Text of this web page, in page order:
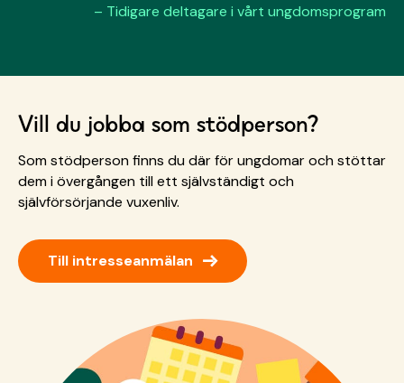
– Tidigare deltagare i vårt ungdomsprogram
Vill du jobba som stödperson?
Som stödperson finns du där för ungdomar och stöttar
dem i övergången till ett självständigt och
självförsörjande vuxenliv.
Till intresseanmälan →